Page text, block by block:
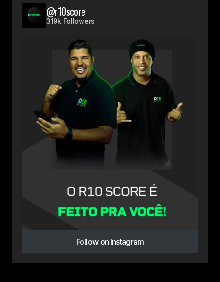
@r10score
319k Followers
Follow on Instagram